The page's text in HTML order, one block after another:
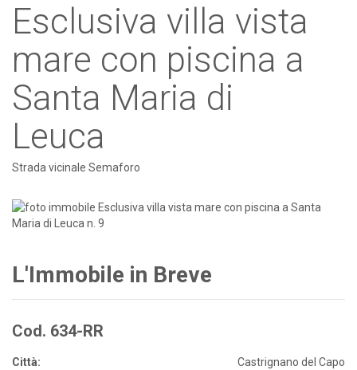
Esclusiva villa vista
mare con piscina a
Santa Maria di
Leuca
Strada vicinale Semaforo
L'Immobile in Breve
Cod. 634-RR
Città:
Castrignano del Capo